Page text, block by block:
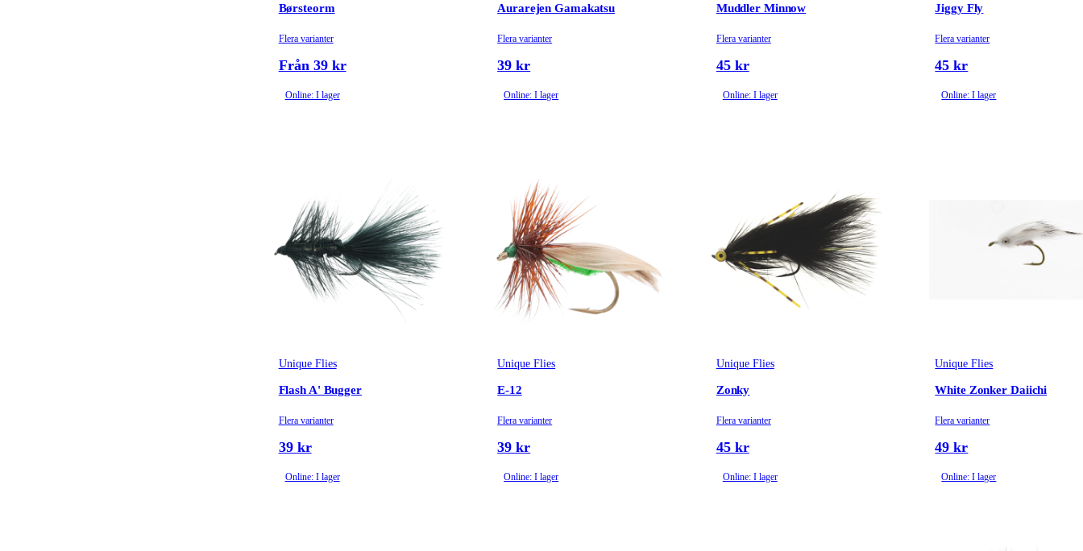
Børsteorm
Flera varianter
Från 39 kr
Online: I lager
Aurarejen Gamakatsu
Flera varianter
39 kr
Online: I lager
Muddler Minnow
Flera varianter
45 kr
Online: I lager
Jiggy Fly
Flera varianter
45 kr
Online: I lager
Unique Flies
Flash A' Bugger
Flera varianter
39 kr
Online: I lager
Unique Flies
E-12
Flera varianter
39 kr
Online: I lager
Unique Flies
Zonky
Flera varianter
45 kr
Online: I lager
Unique Flies
White Zonker Daiichi
Flera varianter
49 kr
Online: I lager